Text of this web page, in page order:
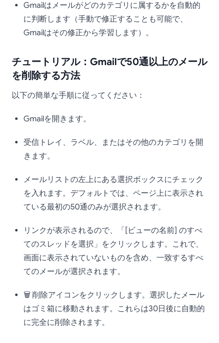
Gmailはメールがどのカテゴリに属するかを自動的
に判断します（手動で修正することも可能で、
Gmailはその修正から学習します）。
チュートリアル：Gmailで50通以上のメール
を削除する方法
以下の簡単な手順に従ってください：
Gmailを開きます。
受信トレイ、ラベル、またはその他のカテゴリを開
きます。
メールリストの左上にある選択ボックスにチェック
を入れます。デフォルトでは、ページ上に表示され
ている最初の50通のみが選択されます。
リンクが表示されるので、「[ビューの名前] のすべ
てのスレッドを選択」をクリックします。これで、
画面に表示されていないものを含め、一致するすべ
てのメールが選択されます。
🗑️ 削除アイコンをクリックします。選択したメール
はゴミ箱に移動されます。これらは30日後に自動的
に完全に削除されます。